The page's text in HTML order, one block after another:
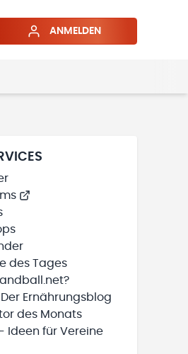
ANMELDEN
des Tages
Ernährungsblog
des Monats
Ideen für Vereine